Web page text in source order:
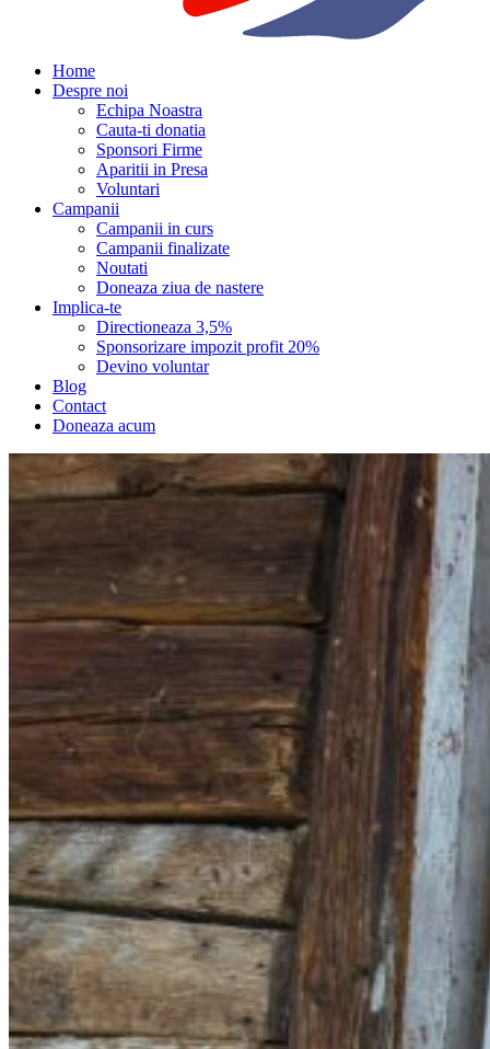
Home
Despre noi
Echipa Noastra
Cauta-ti donatia
Sponsori Firme
Aparitii in Presa
Voluntari
Campanii
Campanii in curs
Campanii finalizate
Noutati
Doneaza ziua de nastere
Implica-te
Directioneaza 3,5%
Sponsorizare impozit profit 20%
Devino voluntar
Blog
Contact
Doneaza acum